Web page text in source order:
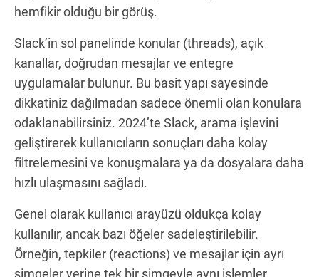
hemfikir olduğu bir görüş.
Slack’in sol panelinde konular (threads), açık
kanallar, doğrudan mesajlar ve entegre
uygulamalar bulunur. Bu basit yapı sayesinde
dikkatiniz dağılmadan sadece önemli olan konulara
odaklanabilirsiniz. 2024’te Slack, arama işlevini
geliştirerek kullanıcıların sonuçları daha kolay
filtrelemesini ve konuşmalara ya da dosyalara daha
hızlı ulaşmasını sağladı.
Genel olarak kullanıcı arayüzü oldukça kolay
kullanılır, ancak bazı öğeler sadeleştirilebilir.
Örneğin, tepkiler (reactions) ve mesajlar için ayrı
simgeler yerine tek bir simgeyle aynı işlemler